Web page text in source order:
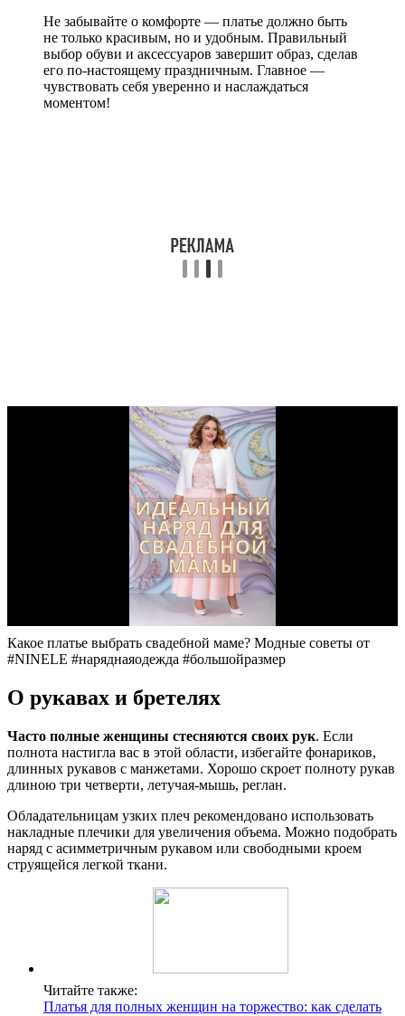
Не забывайте о комфорте — платье должно быть
не только красивым, но и удобным. Правильный
выбор обуви и аксессуаров завершит образ, сделав
его по-настоящему праздничным. Главное —
чувствовать себя уверенно и наслаждаться
моментом!
Какое платье выбрать свадебной маме? Модные советы от
#NINELE #наряднаяодежда #большойразмер
О рукавах и бретелях
Часто полные женщины стесняются своих рук. Если
полнота настигла вас в этой области, избегайте фонариков,
длинных рукавов с манжетами. Хорошо скроет полноту рукав
длиною три четверти, летучая-мышь, реглан.
Обладательницам узких плеч рекомендовано использовать
накладные плечики для увеличения объема. Можно подобрать
наряд с асимметричным рукавом или свободными кроем
струящейся легкой ткани.
Читайте также:
Платья для полных женщин на торжество: как сделать